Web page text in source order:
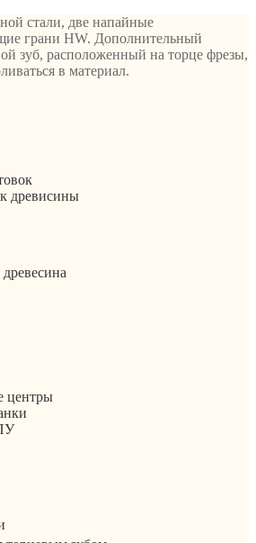
стали, две напайные
грани HW. Дополнительный
зуб, расположенный на торце фрезы,
в материал.
древисины
центры